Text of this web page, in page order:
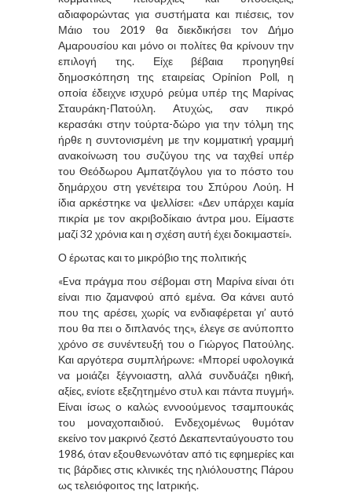
αδιαφορώντας για συστήματα και πιέσεις, τον
Μάιο του 2019 θα διεκδικήσει τον Δήμο
Αμαρουσίου και μόνο οι πολίτες θα κρίνουν την
επιλογή της. Είχε βέβαια προηγηθεί
δημοσκόπηση της εταιρείας Opinion Poll, η
οποία έδειχνε ισχυρό ρεύμα υπέρ της Μαρίνας
Σταυράκη-Πατούλη. Ατυχώς, σαν πικρό
κερασάκι στην τούρτα-δώρο για την τόλμη της
ήρθε η συντονισμένη με την κομματική γραμμή
ανακοίνωση του συζύγου της να ταχθεί υπέρ
του Θεόδωρου Αμπατζόγλου για το πόστο του
δημάρχου στη γενέτειρα του Σπύρου Λούη. Η
ίδια αρκέστηκε να ψελλίσει: «Δεν υπάρχει καμία
πικρία με τον ακριβοδίκαιο άντρα μου. Είμαστε
μαζί 32 χρόνια και η σχέση αυτή έχει δοκιμαστεί».
Ο έρωτας και το μικρόβιο της πολιτικής
«Eνα πράγμα που σέβομαι στη Μαρίνα είναι ότι
είναι πιο ζαμανφού από εμένα. Θα κάνει αυτό
που της αρέσει, χωρίς να ενδιαφέρεται γι’ αυτό
που θα πει ο διπλανός της», έλεγε σε ανύποπτο
χρόνο σε συνέντευξή του ο Γιώργος Πατούλης.
Και αργότερα συμπλήρωνε: «Μπορεί υφολογικά
να μοιάζει ξέγνοιαστη, αλλά συνδυάζει ηθική,
αξίες, ενίοτε εξεζητημένο στυλ και πάντα πυγμή».
Είναι ίσως ο καλώς εννοούμενος τσαμπουκάς
του μοναχοπαιδιού. Ενδεχομένως θυμόταν
εκείνο τον μακρινό ζεστό Δεκαπενταύγουστο του
1986, όταν εξουθενωνόταν από τις εφημερίες και
τις βάρδιες στις κλινικές της ηλιόλουστης Πάρου
ως τελειόφοιτος της Ιατρικής.